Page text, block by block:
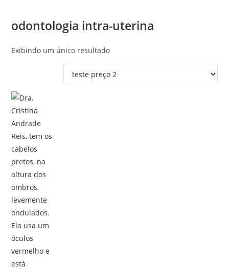
odontologia intra-uterina
Exibindo um único resultado